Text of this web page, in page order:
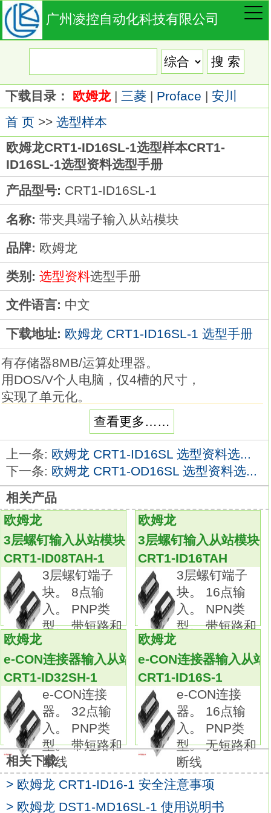
广州凌控自动化科技有限公司
下载目录： 欧姆龙| 三菱| Proface | 安川
首 页>> 选型样本
欧姆龙CRT1-ID16SL-1选型样本CRT1-
ID16SL-1选型资料选型手册
产品型号: CRT1-ID16SL-1
名称: 带夹具端子输入从站模块
品牌: 欧姆龙
类别: 选型资料选型手册
文件语言: 中文
下载地址: 欧姆龙 CRT1-ID16SL-1 选型手册
有存储器8MB/运算处理器。
用DOS/V个人电脑，仅4槽的尺寸，
实现了单元化。
不担能对控制系统情报进行管理，
而且还能轻松处理管理系统的情报。
与PC一体化；使硬盘驱动单元化；
丰富的外围设备；基本规格为DOS/V。输出点
数：32点。
最大开闭能力：DC12-48V(2.4A/单元)。
最小开闭能力：-CRT1-ID16SL-1
输出应答时间（ON延迟）：0.2ms以下。
输出应答时间（OFF延迟）：0.3ms以下。
每回路公用的点数：16点(1回路)。
外部供应电源容量：DC12-48V 80mA以上。
一般接受行程开关、限位开关等输入的开关量
信号。
输入接线端子是PLC与外部传感器负载转换信
号的端口。
输入接线，一般指外部传感器与输入端口的接
线。
输入器件可以是任何无源的触点或集电极开路
的NPN管。
输入器件接通时，输入端接通，输入线路闭
合，
同时输入指示的发光二极管亮。
开关量主要指开入量和开出量，是指一个装置
所带的辅助点，
查看更多……
上一条: 欧姆龙 CRT1-ID16SL 选型资料选...
下一条: 欧姆龙 CRT1-OD16SL 选型资料选...
相关产品
欧姆龙
3层螺钉输入从站模块
CRT1-ID08TAH-1
3层螺钉端子
块。 8点输
入。 PNP类
型。 带短路和
欧姆龙
3层螺钉输入从站模块
CRT1-ID16TAH
3层螺钉端子
块。 16点输
入。 NPN类
型。 带短路和
欧姆龙
e-CON连接器输入从站模块
CRT1-ID32SH-1
e-CON连接
器。 32点输
入。 PNP类
型。 带短路和
断线
欧姆龙
e-CON连接器输入从站
CRT1-ID16S-1
e-CON连接
器。 16点输
入。 PNP类
型。 无短路和
断线
相关下载
> 欧姆龙 CRT1-ID16-1 安全注意事项
> 欧姆龙 DST1-MD16SL-1 使用说明书